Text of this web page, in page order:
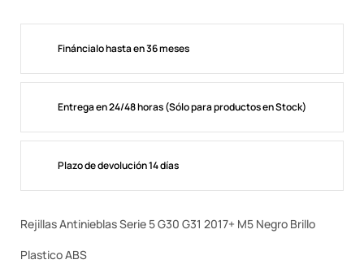
Fináncialo hasta en 36 meses
Entrega en 24/48 horas (Sólo para productos en Stock)
Plazo de devolución 14 días
Rejillas Antinieblas Serie 5 G30 G31 2017+ M5 Negro Brillo
Plastico ABS